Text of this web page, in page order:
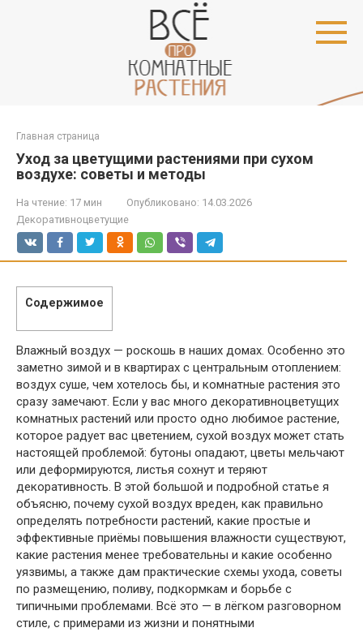
Главная страница
Уход за цветущими растениями при сухом
воздухе: советы и методы
На чтение: 17 мин Опубликовано: 14.03.2026
Декоративноцветущие
Содержимое
Влажный воздух — роскошь в наших домах. Особенно это
заметно зимой и в квартирах с центральным отоплением:
воздух суше, чем хотелось бы, и комнатные растения это
сразу замечают. Если у вас много декоративноцветущих
комнатных растений или просто одно любимое растение,
которое радует вас цветением, сухой воздух может стать
настоящей проблемой: бутоны опадают, цветы мельчают
или деформируются, листья сохнут и теряют
декоративность. В этой большой и подробной статье я
объясню, почему сухой воздух вреден, как правильно
определять потребности растений, какие простые и
эффективные приёмы повышения влажности существуют,
какие растения менее требовательны и какие особенно
уязвимы, а также дам практические схемы ухода, советы
по размещению, поливу, подкормкам и борьбе с
типичными проблемами. Всё это — в лёгком разговорном
стиле, с примерами из жизни и понятными